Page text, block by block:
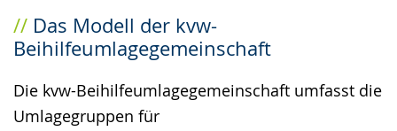
Das Modell der kvw-
Beihilfeumlagegemeinschaft
Die kvw-Beihilfeumlagegemeinschaft umfasst die
Umlagegruppen für